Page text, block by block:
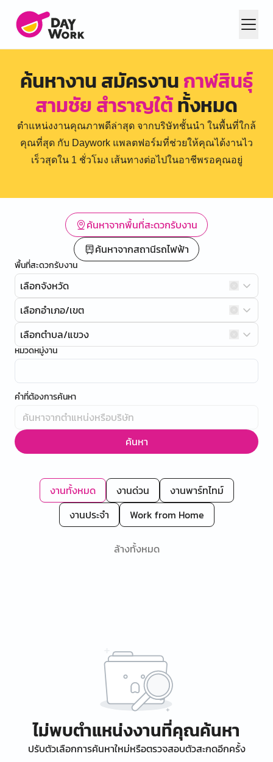
ค้นหางาน สมัครงานกาฬสินธุ์
สามชัย สำราญใต้ทั้งหมด
ตำแหน่งงานคุณภาพดีล่าสุด จากบริษัทชั้นนำ ในพื้นที่ใกล้
คุณที่สุด กับ Daywork แพลตฟอร์มที่ช่วยให้คุณได้งานไว
เร็วสุดใน 1 ชั่วโมง เส้นทางต่อไปในอาชีพรอคุณอยู่
ค้นหาจากพื้นที่สะดวกรับงาน
ค้นหาจากสถานีรถไฟฟ้า
พื้นที่สะดวกรับงาน
เลือกจังหวัด
เลือกอำเภอ/เขต
เลือกตำบล/แขวง
หมวดหมู่งาน
คำที่ต้องการค้นหา
ค้นหา
งานทั้งหมด งานด่วน
งานพาร์ทไทม์
งานประจำ
Work from Home
ล้างทั้งหมด
ไม่พบตำแหน่งงานที่คุณค้นหา
ปรับตัวเลือกการค้นหาใหม่หรือตรวจสอบตัวสะกดอีกครั้ง